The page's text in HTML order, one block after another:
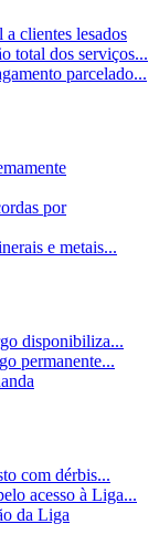
clientes lesados
total dos serviços...
parcelado...
por
e metais...
disponibiliza...
permanente...
com dérbis...
acesso à Liga...
da Liga